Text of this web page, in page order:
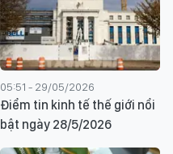
05:51 - 29/05/2026
Điểm tin kinh tế thế giới nổi
bật ngày 28/5/2026